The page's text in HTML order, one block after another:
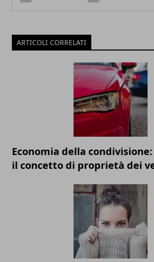
ARTICOLI CORRELATI
Economia della
il concetto di proprietà dei